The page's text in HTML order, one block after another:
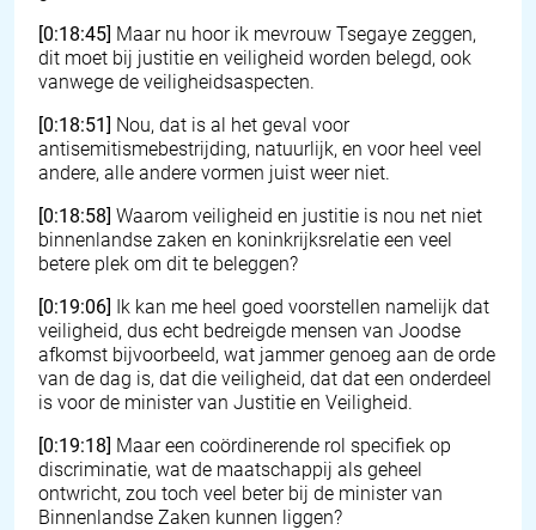
[0:18:45] Maar nu hoor ik mevrouw Tsegaye zeggen,
dit moet bij justitie en veiligheid worden belegd, ook
vanwege de veiligheidsaspecten.
[0:18:51] Nou, dat is al het geval voor
antisemitismebestrijding, natuurlijk, en voor heel veel
andere, alle andere vormen juist weer niet.
[0:18:58] Waarom veiligheid en justitie is nou net niet
binnenlandse zaken en koninkrijksrelatie een veel
betere plek om dit te beleggen?
[0:19:06] Ik kan me heel goed voorstellen namelijk dat
veiligheid, dus echt bedreigde mensen van Joodse
afkomst bijvoorbeeld, wat jammer genoeg aan de orde
van de dag is, dat die veiligheid, dat dat een onderdeel
is voor de minister van Justitie en Veiligheid.
[0:19:18] Maar een coördinerende rol specifiek op
discriminatie, wat de maatschappij als geheel
ontwricht, zou toch veel beter bij de minister van
Binnenlandse Zaken kunnen liggen?